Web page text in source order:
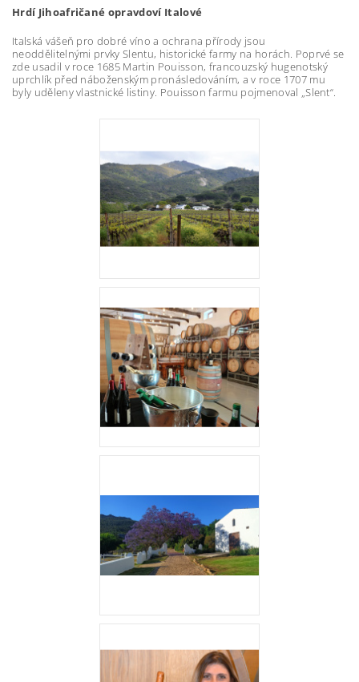
Hrdí Jihoafričané opravdoví Italové
Italská vášeň pro dobré víno a ochrana přírody jsou
neoddělitelnými prvky Slentu, historické farmy na horách. Poprvé se
zde usadil v roce 1685 Martin Pouisson, francouzský hugenotský
uprchlík před náboženským pronásledováním, a v roce 1707 mu
byly uděleny vlastnické listiny. Pouisson farmu pojmenoval „Slent“.